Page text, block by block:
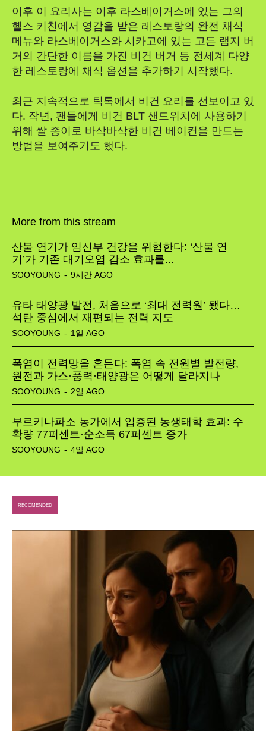
이후 이 요리사는 이후 라스베이거스에 있는 그의
헬스 키친에서 영감을 받은 레스토랑의 완전 채식
메뉴와 라스베이거스와 시카고에 있는 고든 램지 버
거의 간단한 이름을 가진 비건 버거 등 전세계 다양
한 레스토랑에 채식 옵션을 추가하기 시작했다.
최근 지속적으로 틱톡에서 비건 요리를 선보이고 있
다. 작년, 팬들에게 비건 BLT 샌드위치에 사용하기
위해 쌀 종이로 바삭바삭한 비건 베이컨을 만드는
방법을 보여주기도 했다.
More from this stream
산불 연기가 임신부 건강을 위협한다: ‘산불 연
기’가 기존 대기오염 감소 효과를...
SOOYOUNG - 9시간 AGO
유타 태양광 발전, 처음으로 ‘최대 전력원’ 됐다…
석탄 중심에서 재편되는 전력 지도
SOOYOUNG - 1일 AGO
폭염이 전력망을 흔든다: 폭염 속 전원별 발전량,
원전과 가스·풍력·태양광은 어떻게 달라지나
SOOYOUNG - 2일 AGO
부르키나파소 농가에서 입증된 농생태학 효과: 수
확량 77퍼센트·순소득 67퍼센트 증가
SOOYOUNG - 4일 AGO
RECOMENDED